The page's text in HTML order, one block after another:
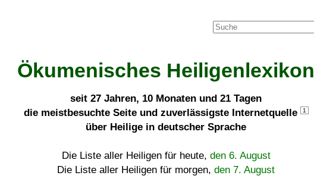
Ökumenisches Heiligenlexikon
seit 27 Jahren, 10 Monaten und 21 Tagen
die meistbesuchte Seite und zuverlässigste Internetquelle
1
über Heilige in deutscher Sprache
Die Liste aller Heiligen für heute, den 6. August
Die Liste aller Heiligen für morgen, den 7. August